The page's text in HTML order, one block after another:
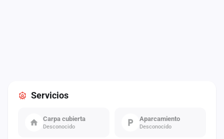
Servicios
Carpa cubierta
Desconocido
Aparcamiento
Desconocido